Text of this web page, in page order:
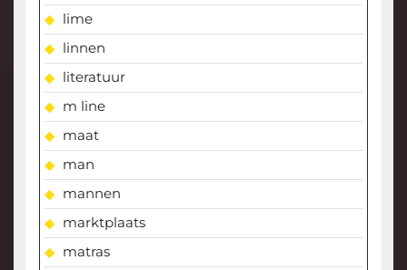
lime
linnen
literatuur
m line
maat
man
mannen
marktplaats
matras